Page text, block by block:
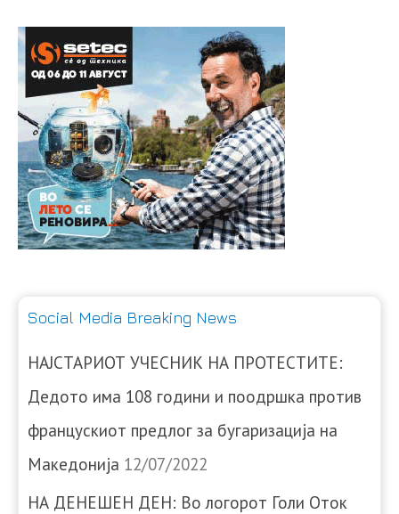
Social Media Breaking News
НАЈСТАРИОТ УЧЕСНИК НА ПРОТЕСТИТЕ:
Дедото има 108 години и поодршка против
францускиот предлог за бугаризација на
Македонија 12/07/2022
НА ДЕНЕШЕН ДЕН: Во логорот Голи Оток